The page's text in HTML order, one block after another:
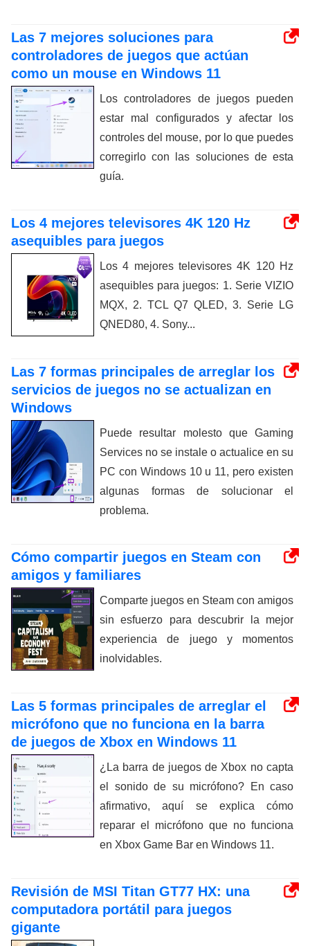
Las 7 mejores soluciones para
controladores de juegos que actúan
como un mouse en Windows 11
Los controladores de juegos pueden
estar mal configurados y afectar los
controles del mouse, por lo que puedes
corregirlo con las soluciones de esta
guía.
Los 4 mejores televisores 4K 120 Hz
asequibles para juegos
Los 4 mejores televisores 4K 120 Hz
asequibles para juegos: 1. Serie VIZIO
MQX, 2. TCL Q7 QLED, 3. Serie LG
QNED80, 4. Sony...
Las 7 formas principales de arreglar los
servicios de juegos no se actualizan en
Windows
Puede resultar molesto que Gaming
Services no se instale o actualice en su
PC con Windows 10 u 11, pero existen
algunas formas de solucionar el
problema.
Cómo compartir juegos en Steam con
amigos y familiares
Comparte juegos en Steam con amigos
sin esfuerzo para descubrir la mejor
experiencia de juego y momentos
inolvidables.
Las 5 formas principales de arreglar el
micrófono que no funciona en la barra
de juegos de Xbox en Windows 11
¿La barra de juegos de Xbox no capta
el sonido de su micrófono? En caso
afirmativo, aquí se explica cómo
reparar el micrófono que no funciona
en Xbox Game Bar en Windows 11.
Revisión de MSI Titan GT77 HX: una
computadora portátil para juegos
gigante